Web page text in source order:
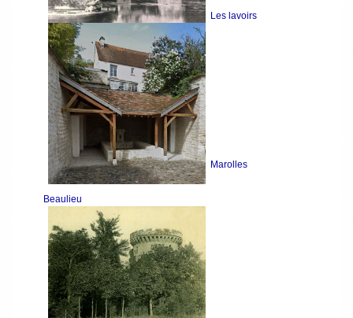
Les lavoirs
Marolles
Beaulieu